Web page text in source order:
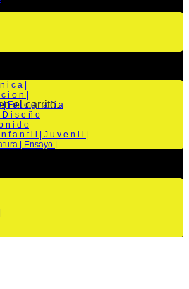
el carrito.
i c a |
i o n |
| Fo t o g r a f i a
D i s e ñ o
n i d o
f a n t i l | J u v e n i l |
| Ensayo |